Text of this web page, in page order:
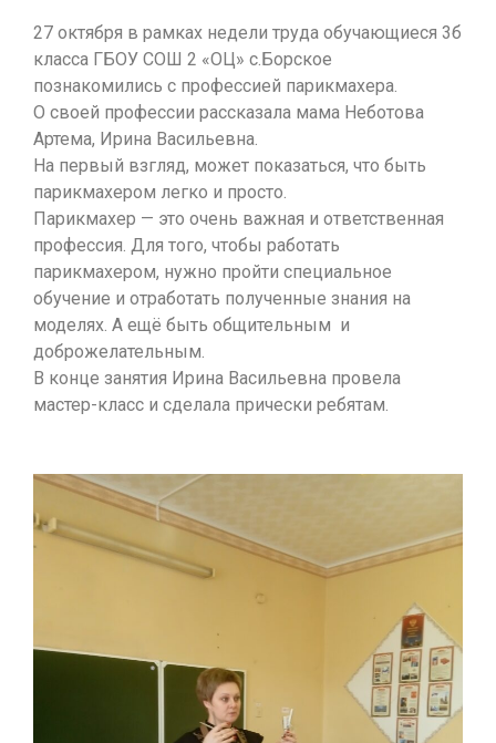
27 октября в рамках недели труда обучающиеся 3б
класса ГБОУ СОШ 2 «ОЦ» с.Борское
познакомились с профессией парикмахера.
О своей профессии рассказала мама Неботова
Артема, Ирина Васильевна.
На первый взгляд, может показаться, что быть
парикмахером легко и просто.
Парикмахер — это очень важная и ответственная
профессия. Для того, чтобы работать
парикмахером, нужно пройти специальное
обучение и отработать полученные знания на
моделях. А ещё быть общительным и
доброжелательным.
В конце занятия Ирина Васильевна провела
мастер-класс и сделала прически ребятам.